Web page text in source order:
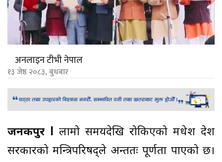
अनलाइन टीभी नेपाल
१३ जेष्ठ २०८३, बुधबार
जनकपुर l लामो समयदेखि रोकिएको मधेश प्रदेश
सरकारको मन्त्रिपरिषद्ले अन्ततः पूर्णता पाएको छ।